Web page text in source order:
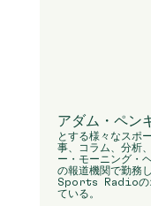
アダム・ペン
とする様々なスポ
事、コラム、分析
ー・モーニング・
の報道機関で勤
Sports Radioのオ
ている。